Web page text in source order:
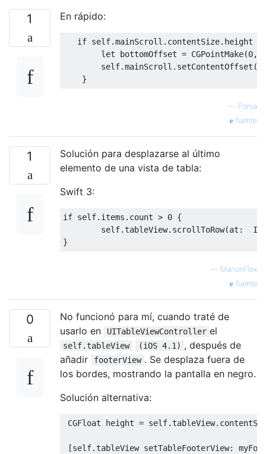
1 En rápido:
if self.mainScroll . contentSize. height
let bottomOffset = CGPointMake(0,
self.mainScroll . setContentOffset (
}
— Ponja
fuente
1
Solución para desplazarse al último
elemento de una vista de tabla:
Swift 3:
if self. items . count > 0 {
self.tableView. scrollToRow(at :
}
— MarionFlex
fuente
0
No funcionó para mí, cuando traté de
usarlo en
UITableViewController el
self.tableView (iOS 4.1) , después de
añadir
footerView . Se desplaza fuera de
los bordes, mostrando la pantalla en negro.
Solución alternativa:
CGFloat height = self.tableView.
[self.tableView setTableFooterView: